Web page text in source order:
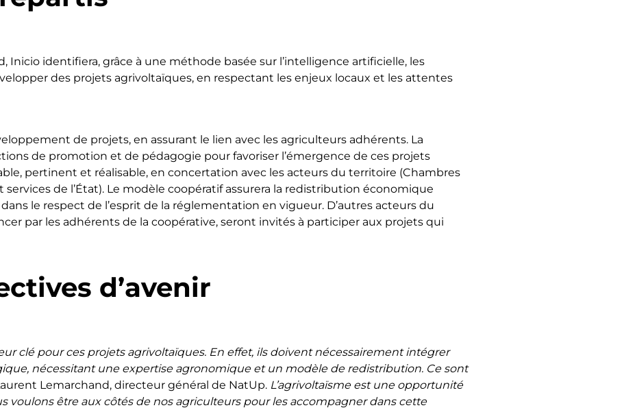
Inicio identifiera, grâce à une méthode basée sur l’intelligence artificielle, les
des projets agrivoltaïques, en respectant les enjeux locaux et les attentes
de projets, en assurant le lien avec les agriculteurs adhérents. La
de promotion et de pédagogie pour favoriser l’émergence de ces projets
pertinent et réalisable, en concertation avec les acteurs du territoire (Chambres
services de l’État). Le modèle coopératif assurera la redistribution économique
le respect de l’esprit de la réglementation en vigueur. D’autres acteurs du
par les adhérents de la coopérative, seront invités à participer aux projets qui
d’avenir
clé pour ces projets agrivoltaïques. En effet, ils doivent nécessairement intégrer
nécessitant une expertise agronomique et un modèle de redistribution. Ce sont
Lemarchand, directeur général de NatUp. L’agrivoltaïsme est une opportunité
voulons être aux côtés de nos agriculteurs pour les accompagner dans cette